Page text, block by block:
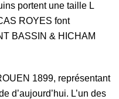
portent une taille L
ROYES font
BASSIN & HICHAM
1899, représentant
d’aujourd’hui. L’un des